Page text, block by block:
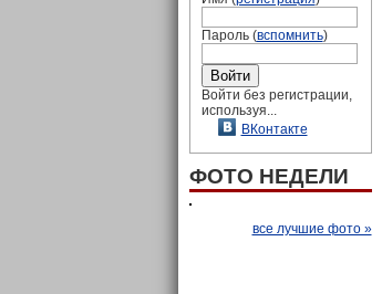
Пароль (вспомнить)
Войти без регистрации,
используя...
ВКонтакте
ФОТО НЕДЕЛИ
все лучшие фото »